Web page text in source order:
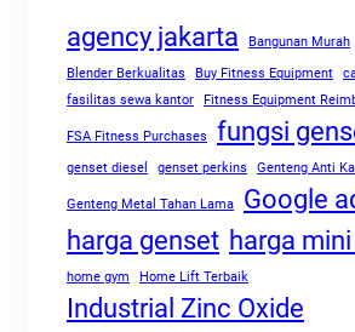
agency jakarta
Bangunan Murah
Blender Berkualitas
Buy Fitness Equipment
fasilitas sewa kantor
Fitness Equipment
FSA Fitness Purchases fungsi
genset diesel
genset perkins Genteng Anti
Genteng Metal Tahan Lama
Google
harga genset harga
home gym Home Lift Terbaik
Industrial Zinc Oxide